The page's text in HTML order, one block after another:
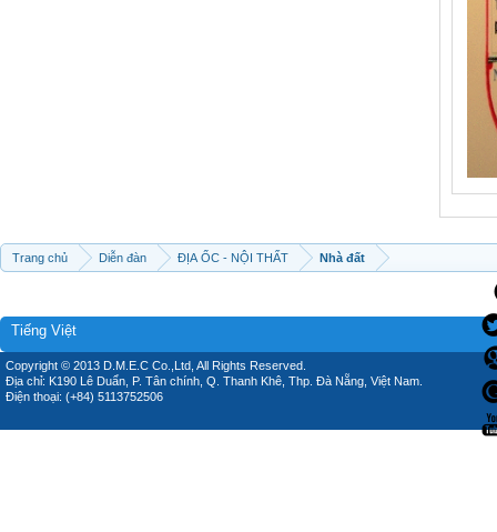
Trang chủ Diễn đàn ĐỊA ỐC - NỘI THẤT Nhà đất
Tiếng Việt
Copyright © 2013 D.M.E.C Co.,Ltd, All Rights Reserved.
Địa chỉ: K190 Lê Duẩn, P. Tân chính, Q. Thanh Khê, Thp. Đà Nẵng, Việt Nam.
Điện thoại: (+84) 5113752506